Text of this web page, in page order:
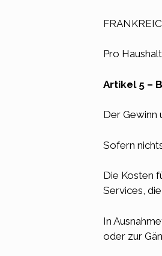
Pro
Artikel 5 –
Der Gewinn
Sofern
Die Kosten
Services,
In
oder zur